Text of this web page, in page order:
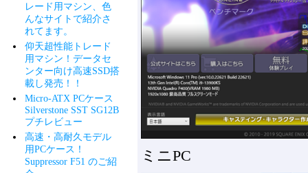
レード用マシン、色
んなサイトで紹介さ
れてます。
仰天超性能トレード
用マシン！データセ
ンター向け高速SSD搭
載し発売！！
Micro-ATX PCケース
Silverstone SST SG12B
プチレビュー
高速・高耐久モデル
用PCケース！
Suppressor F51 のご紹
ミニPC